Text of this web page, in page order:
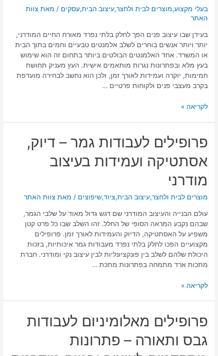
בעלי מקצוע,מוצרים לבית ולחצר,עיצוב הבית,עסקים / מאת צוות
האתר
בעידן שבו עיצוב פנים הפך לחלק בלתי נפרד מאורח החיים המודרני,
יותר ויותר אנשים בוחרים לשלב אלמנטים טבעיים וחמים בתוך הבית
או המשרד. אחד האלמנטים הבולטים ביותר בתחום זה הוא שימוש
בעץ מלא ובפתרונות נגרות מותאמים אישית. העץ מעניק תחושת
חמימות, יוקרה ועמידות לאורך זמן, ולכן הוא נחשב לבחירה מועדפת
בקרב מעצבי פנים ולקוחות פרטיים …
נגרות
שמשדרגים
לקריאה »
פרופילים לעבודות גמר – דיוק,
אסתטיקה ועמידות בעיצוב
מודרני
מוצרים לבית ולחצר,עיצוב הבית,ציוד,שיפוצים / מאת צוות האתר
עולם הבנייה והעיצוב המודרני שם דגש גדול מאוד על שלבי הגמר,
שבהם נקבע המראה הסופי של החלל. זהו השלב שבו כל פרט קטן
משפיע על האסתטיקה, הדיוק והעמידות לאורך זמן. פרופילים
מקצועיים הפכו לחלק בלתי נפרד מעבודות גמר איכותיות, בזכות
היכולת שלהם לשלב בין פונקציונליות לבין עיצוב נקי ומודרני. חברת
מתכות ארד מתמחה בפתרונות מתכת …
לעבודות
גמר
–
דיוק,
אסתטיקה
ועמידות
מודרני
לקריאה »
פרופילים מאלומיניום לעבודות
גבס ותאורה – פתרונות
מאלומיניום
לעבודות
גבס